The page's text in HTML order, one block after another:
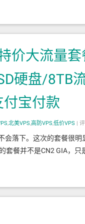
价大流量
硬盘/8TB
宝付款
,北美VPS,高防VPS,低价VPS | 评
会落下。这次的套餐很
餐并不是CN2 GIA，只